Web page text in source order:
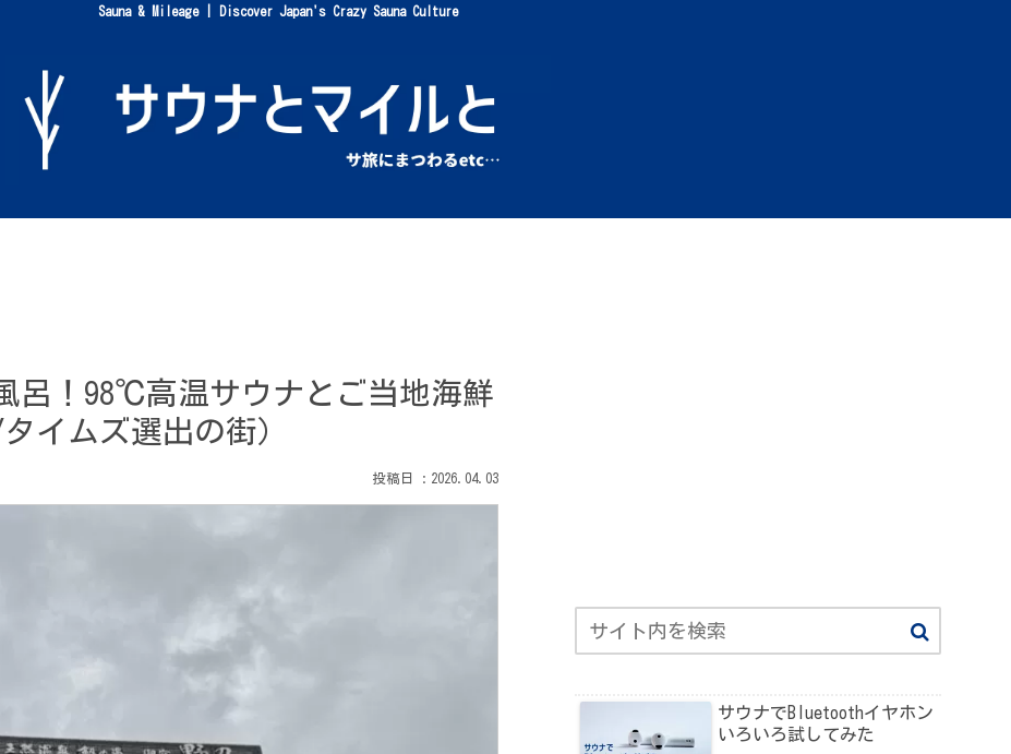
Sauna & Mileage | Discover Japan's Crazy Sauna Culture
呂！98℃高温サウナとご当地海鮮
イムズ選出の街）
2026.04.03
サウナでBluetoothイヤホン
いろいろ試してみた